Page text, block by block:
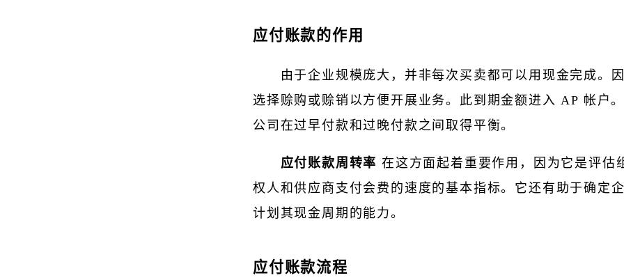
应付账款的作用
由于企业规模庞大，并非每次买卖都可以用现金完成。
选择赊购或赊销以方便开展业务。此到期金额进入 AP 帐户
公司在过早付款和过晚付款之间取得平衡。
应付账款周转率 在这方面起着重要作用，因为它是评估
权人和供应商支付会费的速度的基本指标。它还有助于确定
计划其现金周期的能力。
应付账款流程